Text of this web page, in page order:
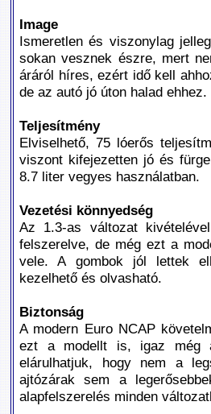
Image
Ismeretlen és viszonylag
sokan vesznek észre, mert
áráról híres, ezért idő kell
de az autó jó úton halad ehhez.
Teljesítmény
Elviselhető, 75 lóerős
viszont kifejezetten jó és
8.7 liter vegyes használatban.
Vezetési könnyedség
Az 1.3-as változat
felszerelve, de még ezt a
vele. A gombok jól lettek
kezelhető és olvasható.
Biztonság
A modern Euro NCAP
ezt a modellt is, igaz még
elárulhatjuk, hogy nem a
ajtózárak sem a
alapfelszerelés minden